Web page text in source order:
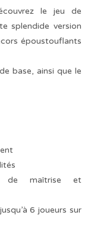
le jeu de
splendide version
époustouflants
base, ainsi que le
de maîtrise et
6 joueurs sur